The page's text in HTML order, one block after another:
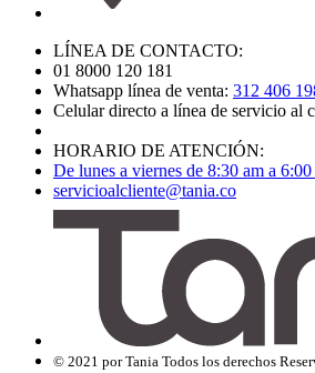
LÍNEA DE CONTACTO:
01 8000 120 181
Whatsapp línea de venta: 312 406
Celular directo a línea de servicio al
HORARIO DE ATENCIÓN:
De lunes a viernes de 8:30 am a 6:00
servicioalcliente@tania.co
© 2021 por Tania Todos los derechos